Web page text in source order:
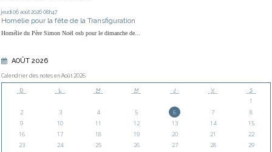
jeudi 06 août 2026 08h47
Homélie pour la fête de la Transfiguration
Homélie du Père Simon Noël osb pour le dimanche de...
AOÛT 2026
Calendrier des notes en Août 2026
D L M M J V S
1
2
3 4 5 6 7
8
9
10 11 12 13 14
15
16
17 18 19 20 21
22
23
24 25 26 27 28
29